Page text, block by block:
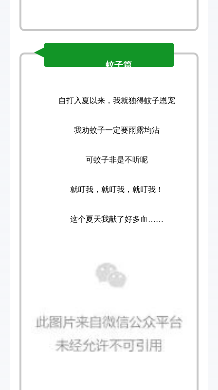
蚊子篇
自打入夏以来， 我就独得蚊子恩宠
我劝蚊子一定要雨露均沾
可蚊子非是不听呢
就叮我，就叮我，就叮我！
这个夏天我献了好多血……